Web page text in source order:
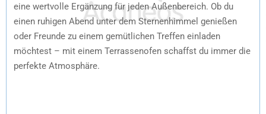
eine wertvolle Ergänzung für jeden Außenbereich. Ob du
einen ruhigen Abend unter dem Sternenhimmel genießen
oder Freunde zu einem gemütlichen Treffen einladen
möchtest – mit einem Terrassenofen schaffst du immer die
perfekte Atmosphäre.